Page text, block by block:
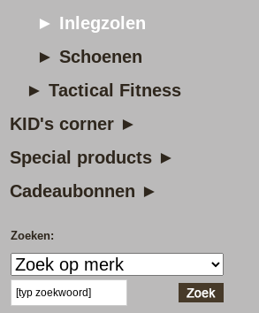
► Inlegzolen
► Schoenen
► Tactical Fitness
KID's corner ►
Special products ►
Cadeaubonnen ►
Zoeken: